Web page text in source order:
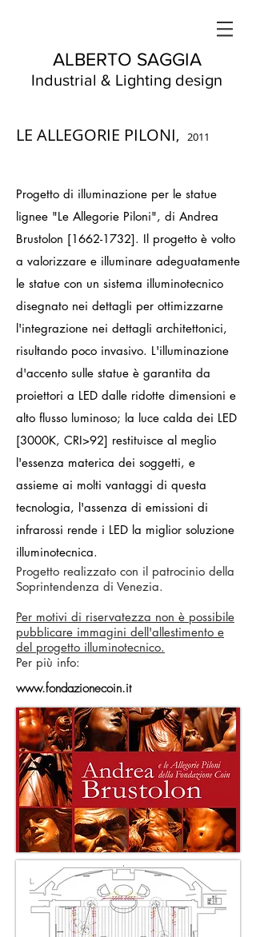
ALBERTO SAGGIA
Industrial & Lighting design
LE ALLEGORIE PILONI, 2011
Progetto di illuminazione per le statue
lignee "Le Allegorie Piloni", di Andrea
Brustolon [1662-1732]. Il progetto è volto
a valorizzare e illuminare adeguatamente
le statue con un sistema illuminotecnico
disegnato nei dettagli per ottimizzarne
l'integrazione nei dettagli architettonici,
risultando poco invasivo. L'illuminazione
d'accento sulle statue è garantita da
proiettori a LED dalle ridotte dimensioni e
alto flusso luminoso; la luce calda dei LED
[3000K, CRI>92] restituisce al meglio
l'essenza materica dei soggetti, e
assieme ai molti vantaggi di questa
tecnologia, l'assenza di emissioni di
infrarossi rende i LED la miglior soluzione
illuminotecnica.
Progetto realizzato con il patrocinio della
Soprintendenza di Venezia.
Per motivi di riservatezza non è possibile
pubblicare immagini dell'allestimento e
del progetto illuminotecnico.
​Per più info:​
www.fondazionecoin.it